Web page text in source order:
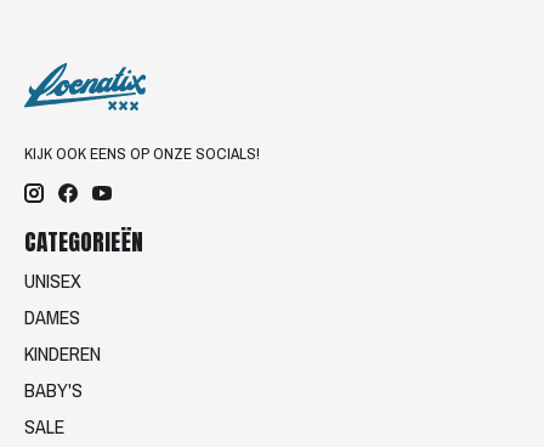
KIJK OOK EENS OP ONZE SOCIALS!
CATEGORIEËN
UNISEX
DAMES
KINDEREN
BABY'S
SALE